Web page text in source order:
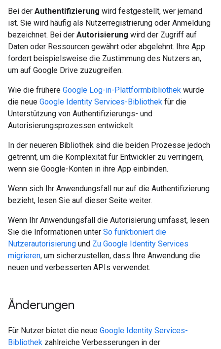
Bei der Authentifizierung wird festgestellt, wer jemand
ist. Sie wird häufig als Nutzerregistrierung oder Anmeldung
bezeichnet. Bei der Autorisierung wird der Zugriff auf
Daten oder Ressourcen gewährt oder abgelehnt. Ihre App
fordert beispielsweise die Zustimmung des Nutzers an,
um auf Google Drive zuzugreifen.
Wie die frühere Google Log-in-Plattformbibliothek wurde
die neue Google Identity Services-Bibliothek für die
Unterstützung von Authentifizierungs- und
Autorisierungsprozessen entwickelt.
In der neueren Bibliothek sind die beiden Prozesse jedoch
getrennt, um die Komplexität für Entwickler zu verringern,
wenn sie Google-Konten in ihre App einbinden.
Wenn sich Ihr Anwendungsfall nur auf die Authentifizierung
bezieht, lesen Sie auf dieser Seite weiter.
Wenn Ihr Anwendungsfall die Autorisierung umfasst, lesen
Sie die Informationen unter So funktioniert die
Nutzerautorisierung und Zu Google Identity Services
migrieren, um sicherzustellen, dass Ihre Anwendung die
neuen und verbesserten APIs verwendet.
Änderungen
Für Nutzer bietet die neue Google Identity Services-
Bibliothek zahlreiche Verbesserungen in der